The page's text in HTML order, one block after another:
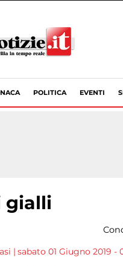
POLITICA EVENTI
gialli
| sabato 01 Giugno 2019 -